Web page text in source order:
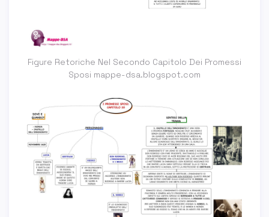
Figure Retoriche Nel Secondo Capitolo Dei Promessi
Sposi mappe-dsa.blogspot.com